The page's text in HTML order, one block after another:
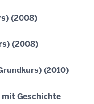
(2008)
(2008)
(2010)
Geschichte